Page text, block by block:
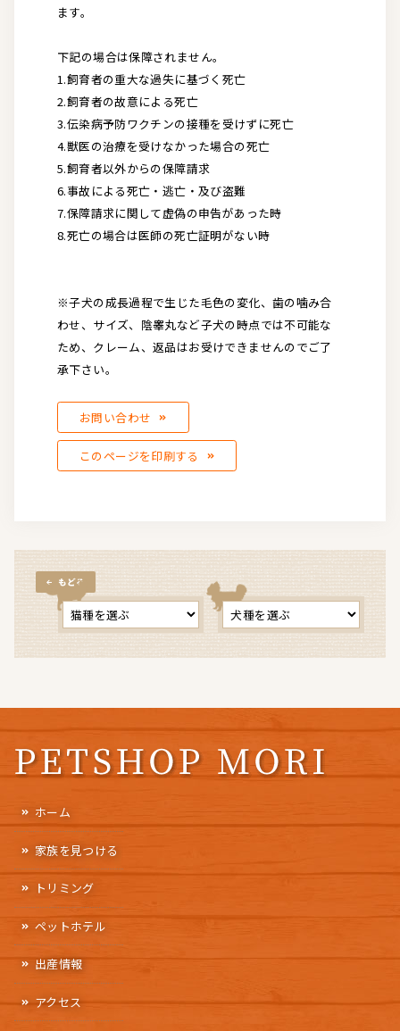
ます。
下記の場合は保障されません。
1.飼育者の重大な過失に基づく死亡
2.飼育者の故意による死亡
3.伝染病予防ワクチンの接種を受けずに死亡
4.獣医の治療を受けなかった場合の死亡
5.飼育者以外からの保障請求
6.事故による死亡・逃亡・及び盗難
7.保障請求に関して虚偽の申告があった時
8.死亡の場合は医師の死亡証明がない時
※子犬の成長過程で生じた毛色の変化、歯の噛み合
わせ、サイズ、陰睾丸など子犬の時点では不可能な
ため、クレーム、返品はお受けできませんのでご了
承下さい。
お問い合わせ
このページを印刷する
もどる
ホーム
家族を見つける
トリミング
ペットホテル
出産情報
アクセス